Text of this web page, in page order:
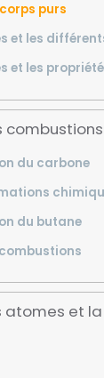
purs
et les
et les
combustions
du carbone
du butane
atomes et